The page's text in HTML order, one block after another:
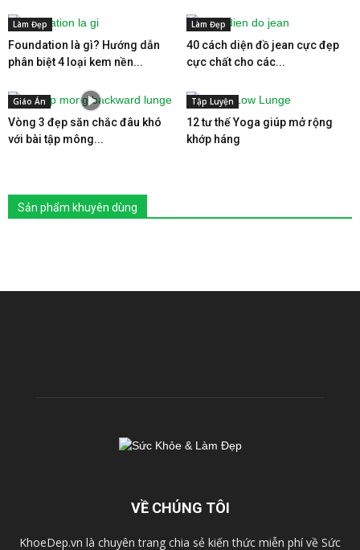
Làm Đẹp
Foundation là gì? Hướng dẫn
phân biệt 4 loại kem nền...
Làm Đẹp
40 cách diện đồ jean cực đẹp
cực chất cho các...
Giáo Án
Vòng 3 đẹp săn chắc đâu khó
với bài tập mông...
Tập Luyện
12 tư thế Yoga giúp mở rộng
khớp háng
Sản phẩm khuyên dùng
VỀ CHÚNG TÔI
KhoeDep.vn là chuyên trang chia sẻ kiến thức miễn phí về Sức